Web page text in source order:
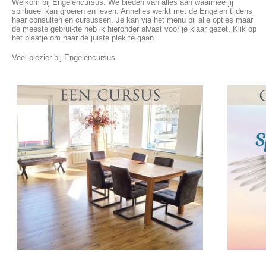
Welkom bij Engelencursus. We bieden van alles aan waarmee jij
spirtiueel kan groeien en leven. Annelies werkt met de Engelen tijdens
haar consulten en cursussen. Je kan via het menu bij alle opties maar
de meeste gebruikte heb ik hieronder alvast voor je klaar gezet. Klik op
het plaatje om naar de juiste plek te gaan.
Veel plezier bij Engelencursus